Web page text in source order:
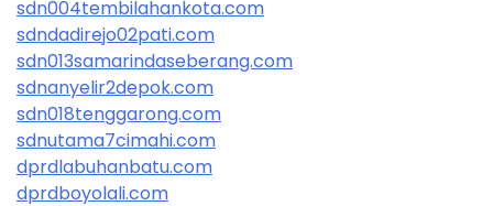
sdn004tembilahankota.com
sdndadirejo02pati.com
sdn013samarindaseberang.com
sdnanyelir2depok.com
sdn018tenggarong.com
sdnutama7cimahi.com
dprdlabuhanbatu.com
dprdboyolali.com